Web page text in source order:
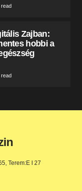
read
Zajban:
hobbi a
read
Terem:E I 27